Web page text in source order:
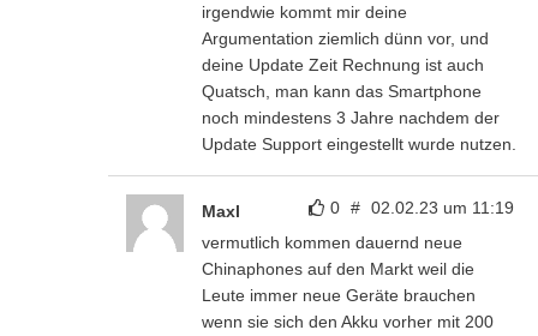
irgendwie kommt mir deine
Argumentation ziemlich dünn vor, und
deine Update Zeit Rechnung ist auch
Quatsch, man kann das Smartphone
noch mindestens 3 Jahre nachdem der
Update Support eingestellt wurde nutzen.
0 # 02.02.23 um 11:19
Maxl
vermutlich kommen dauernd neue
Chinaphones auf den Markt weil die
Leute immer neue Geräte brauchen
wenn sie sich den Akku vorher mit 200